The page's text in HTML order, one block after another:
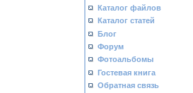
Каталог файлов
Каталог статей
Блог
Форум
Фотоальбомы
Гостевая книга
Обратная связь